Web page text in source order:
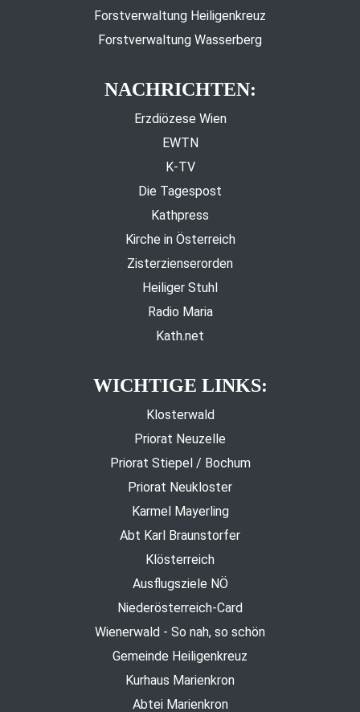
Forstverwaltung Heiligenkreuz
Forstverwaltung Wasserberg
NACHRICHTEN:
Erzdiözese Wien
EWTN
K-TV
Die Tagespost
Kathpress
Kirche in Österreich
Zisterzienserorden
Heiliger Stuhl
Radio Maria
Kath.net
WICHTIGE LINKS:
Klosterwald
Priorat Neuzelle
Priorat Stiepel / Bochum
Priorat Neukloster
Karmel Mayerling
Abt Karl Braunstorfer
Klösterreich
Ausflugsziele NÖ
Niederösterreich-Card
Wienerwald - So nah, so schön
Gemeinde Heiligenkreuz
Kurhaus Marienkron
Abtei Marienkron